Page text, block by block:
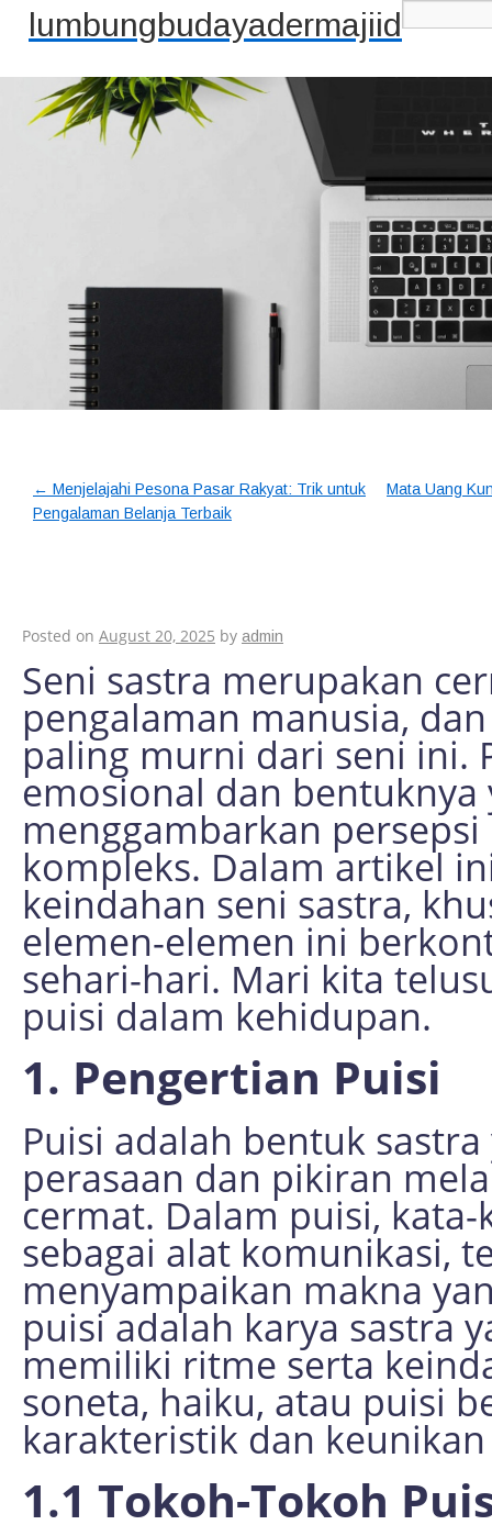
lumbungbudayadermajiid
← Menjelajahi Pesona Pasar Rakyat: Trik untuk
Pengalaman Belanja Terbaik
Mata Uang
Posted on August 20, 2025 by admin
Seni sastra merupakan
pengalaman manusia,
paling murni dari seni ini.
emosional dan bentuknya
menggambarkan
kompleks. Dalam artikel
keindahan seni sastra,
elemen-elemen ini
sehari-hari. Mari kita
puisi dalam kehidupan.
1. Pengertian Puisi
Puisi adalah bentuk
perasaan dan pikiran
cermat. Dalam puisi,
sebagai alat komunikasi,
menyampaikan makna
puisi adalah karya sastra
memiliki ritme serta
soneta, haiku, atau puisi
karakteristik dan
1.1 Tokoh-Tokoh